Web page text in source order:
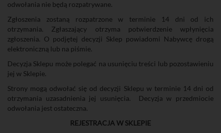
odwołania nie będą rozpatrywane.
Zgłoszenia zostaną rozpatrzone w terminie 14 dni od ich
otrzymania. Zgłaszający otrzyma potwierdzenie wpłynięcia
zgłoszenia. O podjętej decyzji Sklep powiadomi Nabywcę drogą
elektroniczną lub na piśmie.
Decyzja Sklepu może polegać na usunięciu treści lub pozostawieniu
jej w Sklepie.
Strony mogą odwołać się od decyzji Sklepu w terminie 14 dni od
otrzymania uzasadnienia jej usunięcia.
Decyzja w przedmiocie
odwołania jest ostateczna.
REJESTRACJA W SKLEPIE